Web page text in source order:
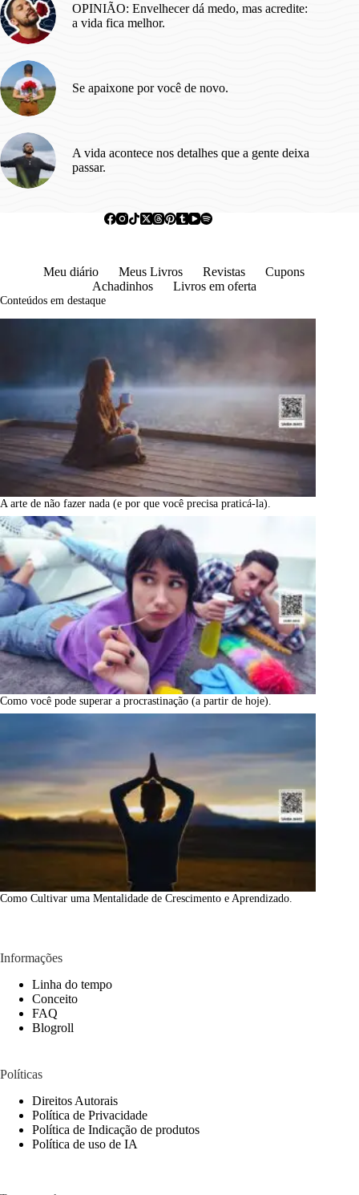
OPINIÃO: Envelhecer dá medo, mas acredite:
a vida fica melhor.
Se apaixone por você de novo.
A vida acontece nos detalhes que a gente deixa
passar.
Meu diário Meus Livros Revistas
Cupons
Achadinhos
Livros em oferta
Conteúdos em destaque
A arte de não fazer nada (e por que você precisa praticá-la).
Como você pode superar a procrastinação (a partir de hoje).
Como Cultivar uma Mentalidade de Crescimento e Aprendizado.
Informações
Linha do tempo
Conceito
FAQ
Blogroll
Políticas
Direitos Autorais
Política de Privacidade
Política de Indicação de produtos
Política de uso de IA